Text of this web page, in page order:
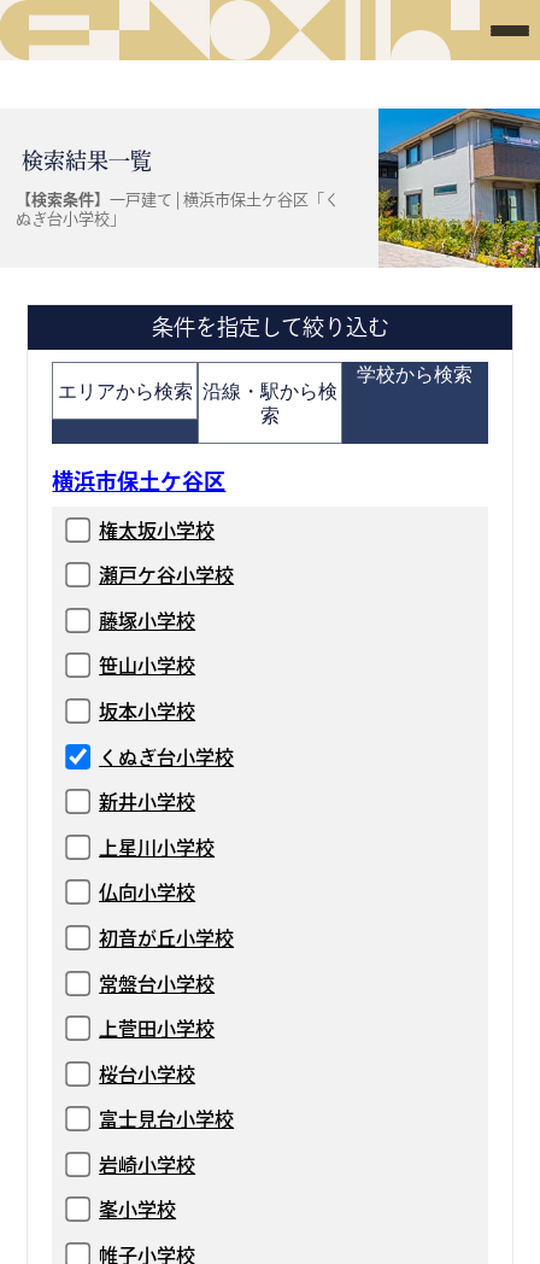
検索結果一覧
【検索条件】 一戸建て | 横浜市保土ケ谷区「く
ぬぎ台小学校」
条件を指定して絞り込む
エリアから検索 沿線・駅から検
索
学校から検索
横浜市保土ケ谷区
権太坂小学校
瀬戸ケ谷小学校
藤塚小学校
笹山小学校
坂本小学校
くぬぎ台小学校
新井小学校
上星川小学校
仏向小学校
初音が丘小学校
常盤台小学校
上菅田小学校
桜台小学校
富士見台小学校
岩崎小学校
峯小学校
帷子小学校